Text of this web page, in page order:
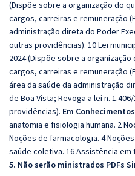
(Dispõe sobre a organização do
cargos, carreiras e remuneração
administração direta do Poder
outras providências). 10 Lei
2024 (Dispõe sobre a
cargos, carreiras e remuneração
área da saúde da administração
de Boa Vista; Revoga a lei n.
providências). Em
anatomia e fisiologia humana. 2
Noções de farmacologia. 4
saúde coletiva. 16 Assistência em
5. Não serão ministrados PDFs